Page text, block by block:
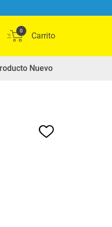
0
Nuevo